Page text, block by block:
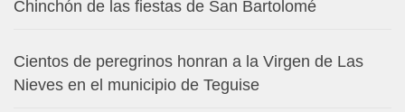
Chinchón de las fiestas de San Bartolomé
Cientos de peregrinos honran a la Virgen de Las
Nieves en el municipio de Teguise